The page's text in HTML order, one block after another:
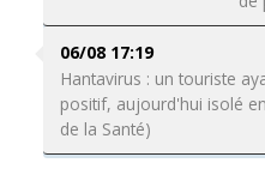
06/08 17:19
Hantavirus : un touriste
positif, aujourd'hui isolé
de la Santé)